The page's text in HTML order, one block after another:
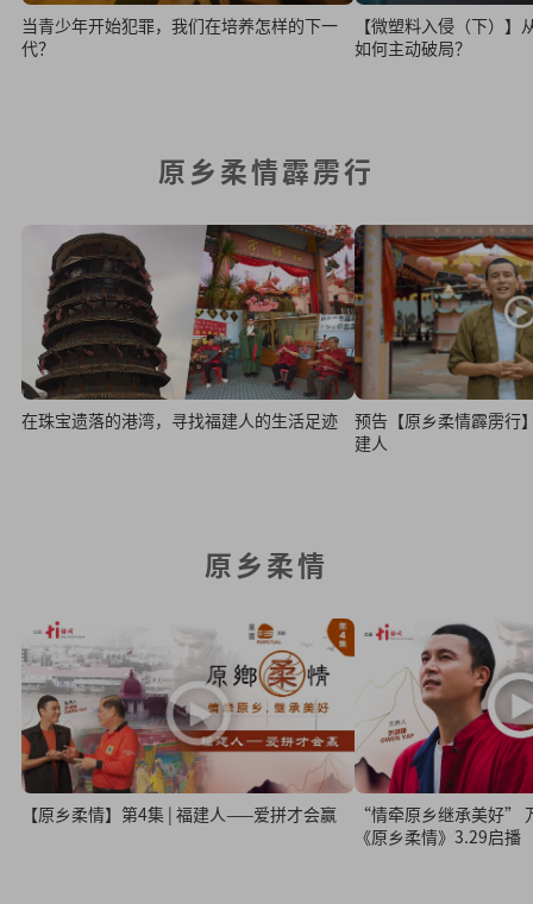
当青少年开始犯罪，我们在培养怎样的下一
代？
【微塑料入侵（下）
如何主动破局？
原乡柔情霹雳行
在珠宝遗落的港湾，寻找福建人的生活足迹
预告【原乡柔情霹雳行
建人
原乡柔情
【原乡柔情】第4集 | 福建人——爱拼才会赢
“情牵原乡继承美好” 万富山庄赞助呈献
《原乡柔情》3.29启播